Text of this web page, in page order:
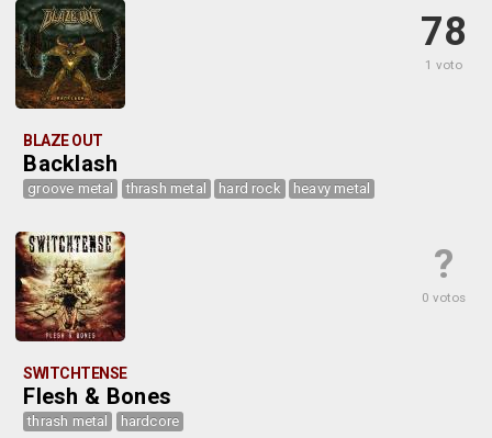
78
1 voto
BLAZE OUT
Backlash
groove metal thrash metal hard rock heavy metal
?
0 votos
SWITCHTENSE
Flesh & Bones
thrash metal hardcore